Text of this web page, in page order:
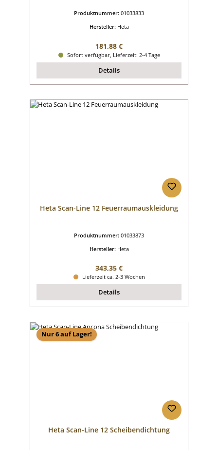
Produktnummer: 01033833
Hersteller: Heta
Regulärer Preis:
181,88 €
Sofort verfügbar, Lieferzeit: 2-4 Tage
Details
Heta Scan-Line 12 Feuerraumauskleidung
Produktnummer: 01033873
Hersteller: Heta
Regulärer Preis:
343,35 €
Lieferzeit ca. 2-3 Wochen
Details
Nur 6 auf Lager!
Heta Scan-Line 12 Scheibendichtung